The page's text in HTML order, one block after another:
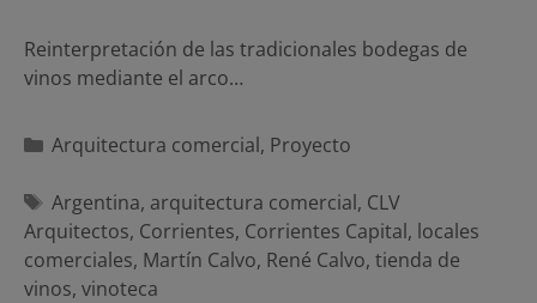
Reinterpretación de las tradicionales bodegas de
vinos mediante el arco…
Categorías
Arquitectura comercial, Proyecto
Etiquetas
Argentina, arquitectura comercial, CLV
Arquitectos, Corrientes, Corrientes Capital, locales
comerciales, Martín Calvo, René Calvo, tienda de
vinos, vinoteca